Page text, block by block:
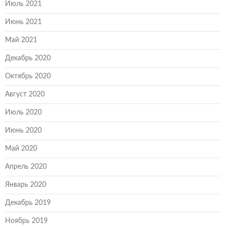
Июль 2021
Июнь 2021
Май 2021
Декабрь 2020
Октябрь 2020
Август 2020
Июль 2020
Июнь 2020
Май 2020
Апрель 2020
Январь 2020
Декабрь 2019
Ноябрь 2019